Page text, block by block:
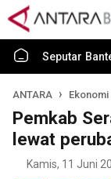
Seputar
ANTARA Ekonomi
Pemkab
lewat
Kamis, 11 Juni